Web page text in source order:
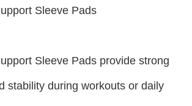
Sleeve Pads
Sleeve Pads provide strong
stability during workouts or daily